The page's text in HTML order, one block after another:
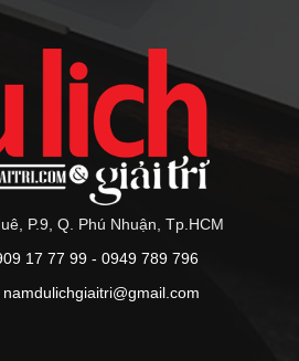
P.9, Q. Phú Nhuận, Tp.HCM
17 77 99 - 0949 789 796
namdulichgiaitri@gmail.com